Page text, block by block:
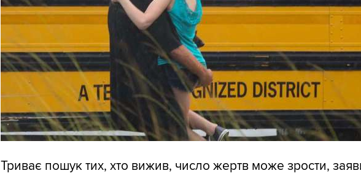
Триває пошук тих, хто вижив, число жертв може зрости,